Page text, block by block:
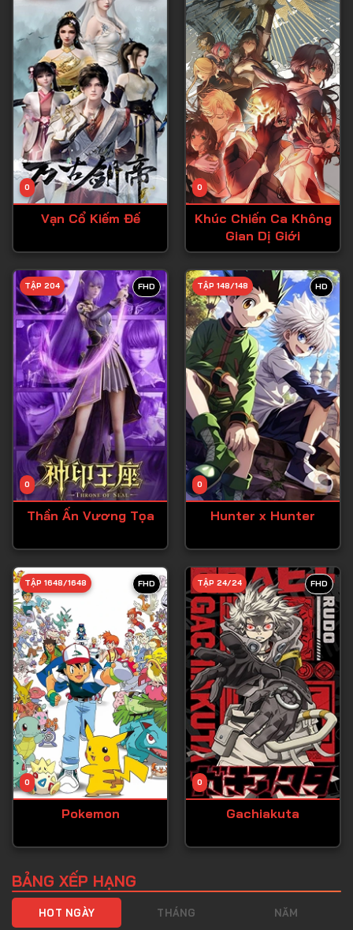
Tập 19
Tập 20
Tập 21
Tập 22
Tập 23
Tập 24
Tập 25
Tập 26
Tập 29
Tập 30
Tập 31
Tập 32
Tập 33
Tập 34
Tập 35
Tập 36
Tập 39
Tập 40
Tập 41
Tập 42
Tập 43
Tập 44
Tập 45
Tập 46
Tập 47
Tập 49
0
Vạn Cổ Kiếm Đế
0
Khúc Chiến Ca Không
Gian Dị Giới
FHD
0
TẬP 204
Thần Ấn Vương Tọa
HD
0
TẬP 148/148
Hunter x Hunter
FHD
0
TẬP 1648/1648
Pokemon
FHD
0
TẬP 24/24
Gachiakuta
BẢNG XẾP HẠNG
HOT NGÀY THÁNG NĂM